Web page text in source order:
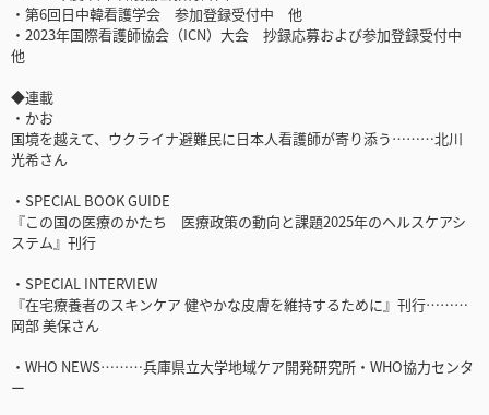
・第6回日中韓看護学会 参加登録受付中 他
・2023年国際看護師協会（ICN）大会 抄録応募および参加登録受付中
他
◆連載
・かお
国境を越えて、ウクライナ避難民に日本人看護師が寄り添う………北川
光希さん
・SPECIAL BOOK GUIDE
『この国の医療のかたち 医療政策の動向と課題2025年のヘルスケアシ
ステム』刊行
・SPECIAL INTERVIEW
『在宅療養者のスキンケア 健やかな皮膚を維持するために』刊行………
岡部 美保さん
・WHO NEWS………兵庫県立大学地域ケア開発研究所・WHO協力センタ
ー